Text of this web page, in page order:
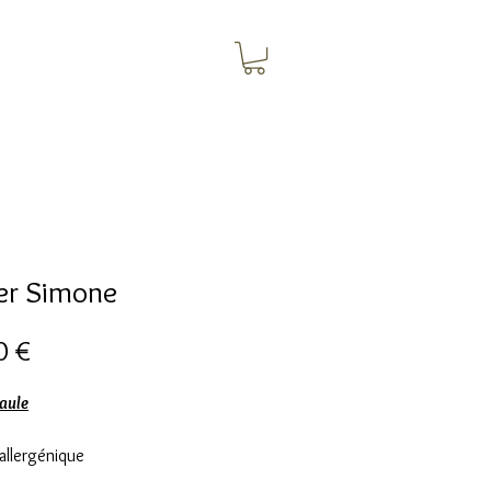
Simone
€